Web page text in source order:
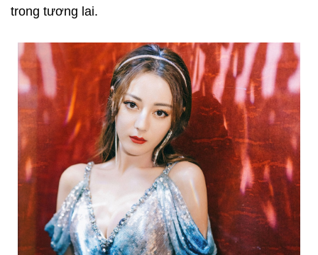
trong tương lai.